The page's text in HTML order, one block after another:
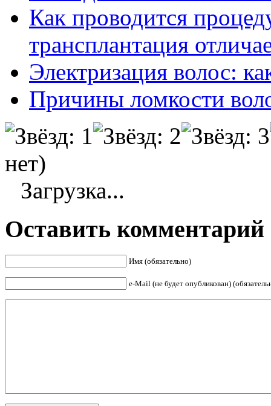
Как проводится
трансплантация
Электризация волос:
Причины ломкости
нет)
Загрузка...
Оставить комментарий
Имя (обязательно)
е-Mail (не будет опубликован)